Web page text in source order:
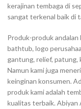
kerajinan tembaga di
sangat terkenal baik di
Produk-produk andalan
bathtub, logo
gantung, relief, patung,
Namun kami juga
keinginan konsumen.
produk kami adalah
kualitas terbaik. Abiyan